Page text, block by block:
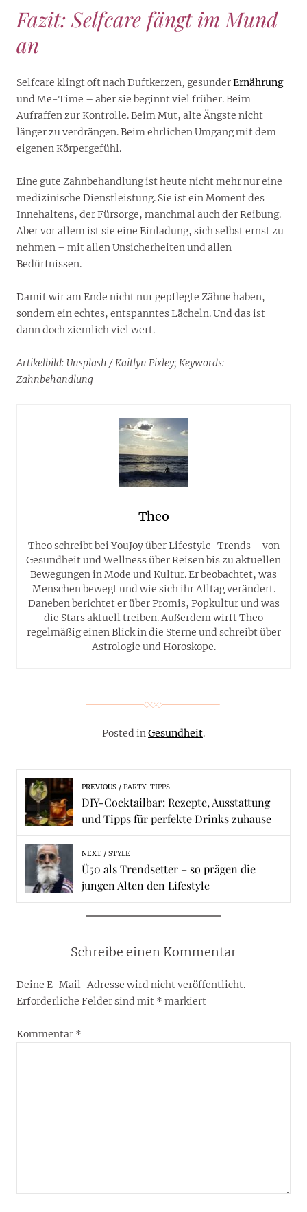
Fazit: Selfcare fängt im Mund
an
Selfcare klingt oft nach Duftkerzen, gesunderErnährung
und Me-Time – aber sie beginnt viel früher. Beim
Aufraffen zur Kontrolle. Beim Mut, alte Ängste nicht
länger zu verdrängen. Beim ehrlichen Umgang mit dem
eigenen Körpergefühl.
Eine gute Zahnbehandlung ist heute nicht mehr nur eine
medizinische Dienstleistung. Sie ist ein Moment des
Innehaltens, der Fürsorge, manchmal auch der Reibung.
Aber vor allem ist sie eine Einladung, sich selbst ernst zu
nehmen – mit allen Unsicherheiten und allen
Bedürfnissen.
Damit wir am Ende nicht nur gepflegte Zähne haben,
sondern ein echtes, entspanntes Lächeln. Und das ist
dann doch ziemlich viel wert.
Artikelbild: Unsplash / Kaitlyn Pixley; Keywords:
Zahnbehandlung
Theo
Theo schreibt bei YouJoy über Lifestyle-Trends – von
Gesundheit und Wellness über Reisen bis zu aktuellen
Bewegungen in Mode und Kultur. Er beobachtet, was
Menschen bewegt und wie sich ihr Alltag verändert.
Daneben berichtet er über Promis, Popkultur und was
die Stars aktuell treiben. Außerdem wirft Theo
regelmäßig einen Blick in die Sterne und schreibt über
Astrologie und Horoskope.
Posted inGesundheit.
PREVIOUS PARTY-TIPPS
DIY-Cocktailbar: Rezepte, Ausstattung
und Tipps für perfekte Drinks zuhause
NEXT STYLE
Ü50 als Trendsetter – so prägen die
jungen Alten den Lifestyle
Schreibe einen Kommentar
Deine E-Mail-Adresse wird nicht veröffentlicht.
Erforderliche Felder sind mit * markiert
Kommentar *